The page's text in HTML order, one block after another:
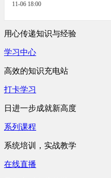
11-06 18:00
用心传递知识与经验
学习中心
高效的知识充电站
打卡学习
日进一步成就新高度
系列课程
系统培训，实战教学
在线直播